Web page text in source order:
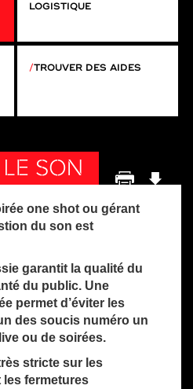
LOGISTIQUE
TROUVER DES AIDES
SON
one shot ou gérant
du son est
garantit la qualité du
du public. Une
permet d’éviter les
des soucis numéro un
ou de soirées.
stricte sur les
fermetures